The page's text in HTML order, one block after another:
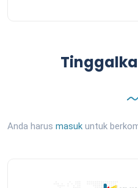
Anda harus masuk untuk